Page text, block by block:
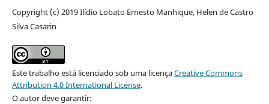
Copyright (c) 2019 Ilídio Lobato Ernesto Manhique, Helen de Castro
Silva Casarin
Este trabalho está licenciado sob uma licençaCreative Commons
Attribution 4.0 International License.
O autor deve garantir: